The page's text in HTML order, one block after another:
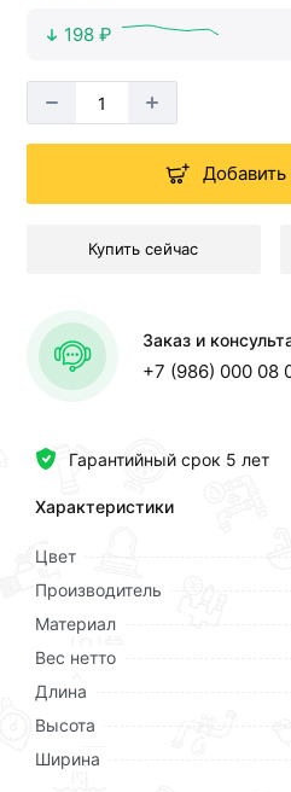
Гарантийный срок 5 лет
Характеристики
Цвет
Производитель
Материал
Вес нетто
Длина
Высота
Ширина
198 ₽
Добавить
Купить сейчас
Заказ и
+7 (986) 000 08